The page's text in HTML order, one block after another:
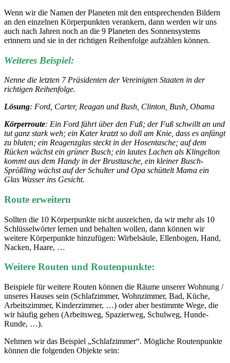
Wenn wir die Namen der Planeten mit den entsprechenden Bildern
an den einzelnen Körperpunkten verankern, dann werden wir uns
auch nach Jahren noch an die 9 Planeten des Sonnensystems
erinnern und sie in der richtigen Reihenfolge aufzählen können.
Weiteres Beispiel:
Nenne die letzten 7 Präsidenten der Vereinigten Staaten in der
richtigen Reihenfolge.
Lösung: Ford, Carter, Reagan und Bush, Clinton, Bush, Obama
Körperroute: Ein Ford fährt über den Fuß; der Fuß schwillt an und
tut ganz stark weh; ein Kater kratzt so doll am Knie, dass es anfängt
zu bluten; ein Reagenzglas steckt in der Hosentasche; auf dem
Rücken wächst ein grüner Busch; ein lautes Lachen als Klingelton
kommt aus dem Handy in der Brusttasche, ein kleiner Busch-
Sprößling wächst auf der Schulter und Opa schüttelt Mama ein
Glas Wasser ins Gesicht.
Route erweitern
Sollten die 10 Körperpunkte nicht ausreichen, da wir mehr als 10
Schlüsselwörter lernen und behalten wollen, dann können wir
weitere Körperpunkte hinzufügen: Wirbelsäule, Ellenbogen, Hand,
Nacken, Haare, …
Weitere Routen und Routenpunkte:
Beispiele für weitere Routen können die Räume unserer Wohnung /
unseres Hauses sein (Schlafzimmer, Wohnzimmer, Bad, Küche,
Arbeitszimmer, Kinderzimmer, …) oder aber bestimmte Wege, die
wir häufig gehen (Arbeitsweg, Spazierweg, Schulweg, Hunde-
Runde, …).
Nehmen wir das Beispiel „Schlafzimmer“. Mögliche Routenpunkte
können die folgenden Objekte sein: